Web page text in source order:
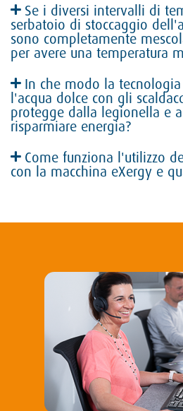
Se i diversi intervalli di
serbatoio di stoccaggio
sono completamente
per avere una temperatura
In che modo la
l'acqua dolce con gli
protegge dalla legionella e
risparmiare energia?
Come funziona l'utilizzo
con la macchina eXergy e